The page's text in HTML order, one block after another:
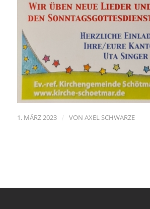
1. MÄRZ 2023 / VON AXEL SCHWARZE